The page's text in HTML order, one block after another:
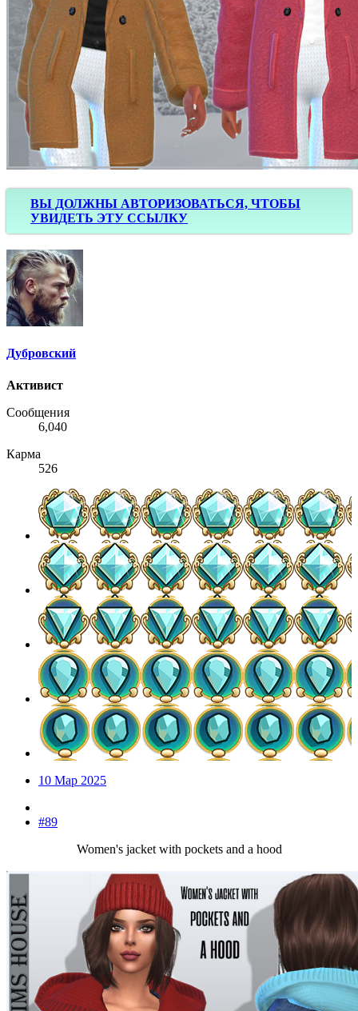
ВЫ ДОЛЖНЫ АВТОРИЗОВАТЬСЯ, ЧТОБЫ
УВИДЕТЬ ЭТУ ССЫЛКУ
Дубровский
Активист
Сообщения
6,040
Карма
526
10 Мар 2025
#89
Women's jacket with pockets and a hood